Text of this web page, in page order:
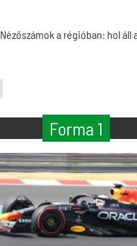
Nézőszámok a régióban: hol áll
Forma 1